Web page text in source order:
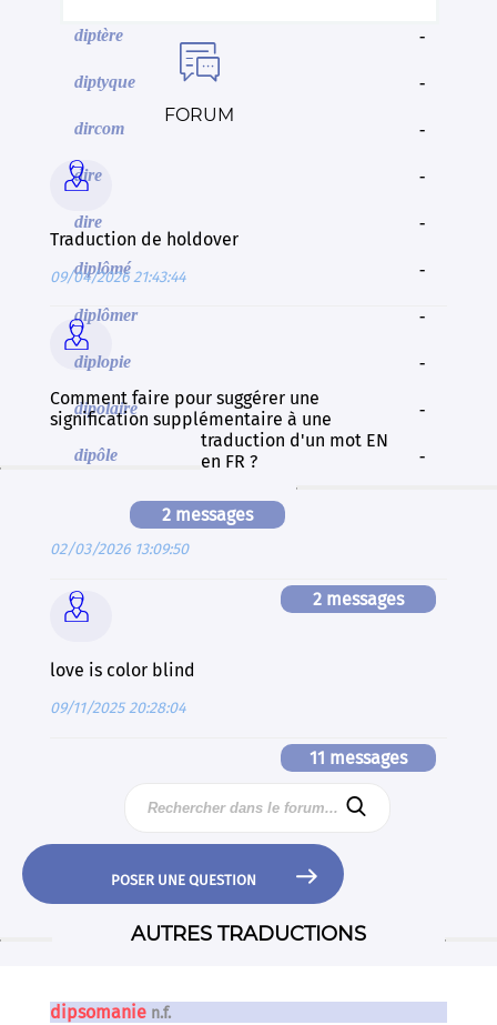
diptère -
diptyque -
dircom -
dire -
dire -
diplômé -
diplômer -
diplopie -
dipolaire -
dipôle -

FORUM

Traduction de holdover
09/04/2026 21:43:44
2 messages

Comment faire pour suggérer une
signification supplémentaire à une
traduction d'un mot EN
en FR ?
02/03/2026 13:09:50
2 messages

love is color blind
09/11/2025 20:28:04
11 messages

POSER UNE QUESTION 
AUTRES TRADUCTIONS
dipsomanie n.f.